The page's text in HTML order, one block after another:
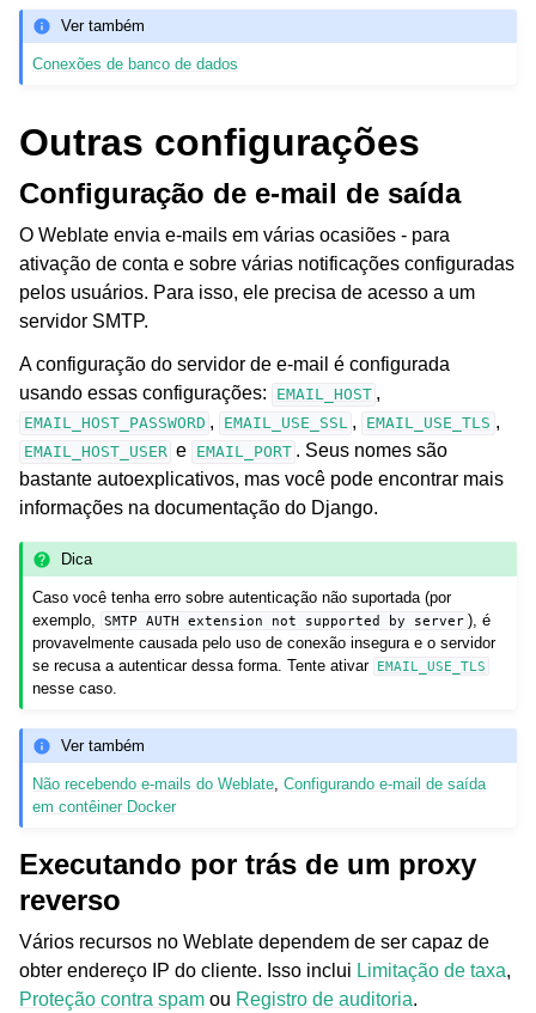
Ver também
Conexões de banco de dados
Outras configurações
Configuração de e-mail de saída
O Weblate envia e-mails em várias ocasiões - para
ativação de conta e sobre várias notificações configuradas
pelos usuários. Para isso, ele precisa de acesso a um
servidor SMTP.
A configuração do servidor de e-mail é configurada
usando essas configurações:
EMAIL_HOST ,
EMAIL_HOST_PASSWORD , EMAIL_USE_SSL , EMAIL_USE_TLS ,
EMAIL_HOST_USER e EMAIL_PORT . Seus nomes são
bastante autoexplicativos, mas você pode encontrar mais
informações na documentação do Django.
Dica
Caso você tenha erro sobre autenticação não suportada (por
exemplo,
SMTP AUTH extension not supported by server ), é
provavelmente causada pelo uso de conexão insegura e o servidor
se recusa a autenticar dessa forma. Tente ativar
EMAIL_USE_TLS
nesse caso.
Ver também
Não recebendo e-mails do Weblate,Configurando e-mail de saída
em contêiner Docker
Executando por trás de um proxy
reverso
Vários recursos no Weblate dependem de ser capaz de
obter endereço IP do cliente. Isso inclui Limitação de taxa,
Proteção contra spam ou Registro de auditoria.